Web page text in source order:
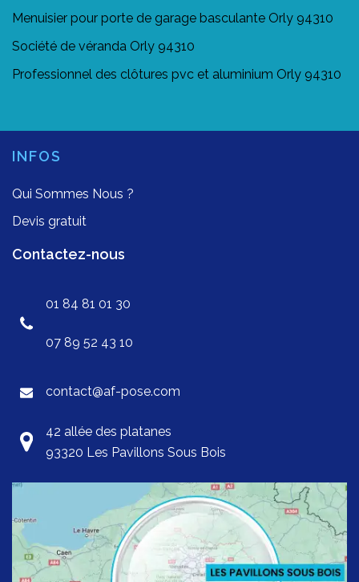
Menuisier pour porte de garage basculante Orly 94310
Société de véranda Orly 94310
Professionnel des clôtures pvc et aluminium Orly 94310
INFOS
Qui Sommes Nous ?
Devis gratuit
Contactez-nous
01 84 81 01 30
07 89 52 43 10
contact@af-pose.com
42 allée des platanes
93320 Les Pavillons Sous Bois